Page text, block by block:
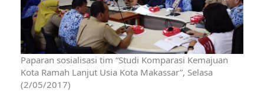
Paparan sosialisasi tim “Studi Komparasi Kemajuan
Kota Ramah Lanjut Usia Kota Makassar”, Selasa
(2/05/2017)